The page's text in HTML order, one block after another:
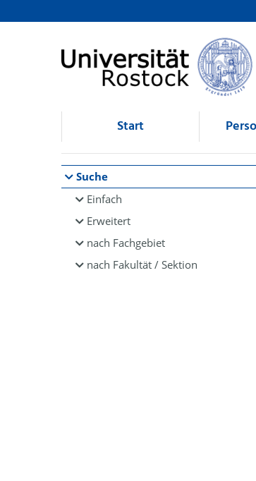
Browsen
direkt zum Inhalt
Start
Suche
Einfach
Erweitert
nach Fachgebiet
nach Fakultät / Sektion